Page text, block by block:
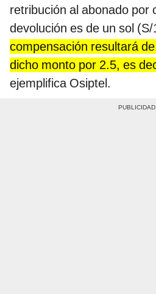
retribución al abonado por
devolución es de un sol (S/
compensación resultará
dicho monto por 2.5, es
ejemplifica Osiptel.